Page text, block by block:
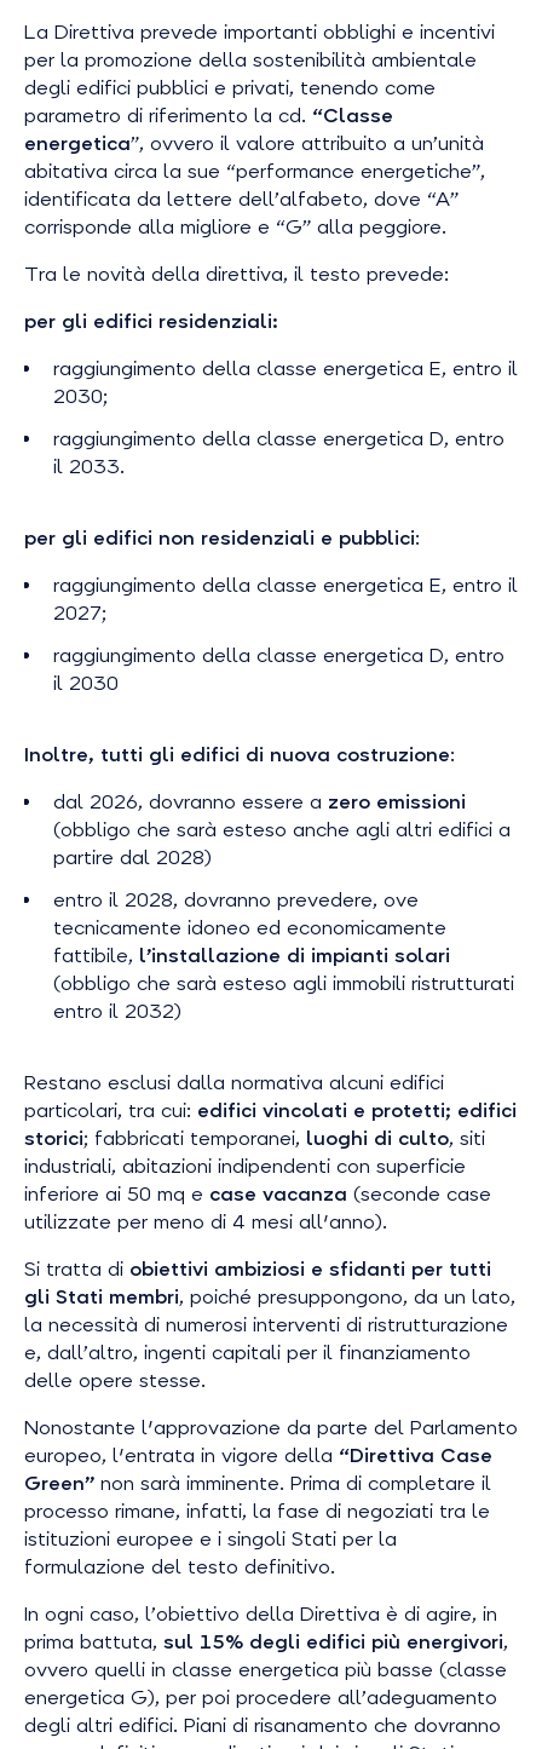
La Direttiva prevede importanti obblighi e incentivi
per la promozione della sostenibilità ambientale
degli edifici pubblici e privati, tenendo come
parametro di riferimento la cd. “Classe
energetica”, ovvero il valore attribuito a un’unità
abitativa circa la sue “performance energetiche”,
identificata da lettere dell’alfabeto, dove “A”
corrisponde alla migliore e “G” alla peggiore.
Tra le novità della direttiva, il testo prevede:
per gli edifici residenziali:
raggiungimento della classe energetica E, entro il
2030;
raggiungimento della classe energetica D, entro
il 2033.
per gli edifici non residenziali e pubblici:
raggiungimento della classe energetica E, entro il
2027;
raggiungimento della classe energetica D, entro
il 2030
Inoltre, tutti gli edifici di nuova costruzione:
dal 2026, dovranno essere a zero emissioni
(obbligo che sarà esteso anche agli altri edifici a
partire dal 2028)
entro il 2028, dovranno prevedere, ove
tecnicamente idoneo ed economicamente
fattibile, l’installazione di impianti solari
(obbligo che sarà esteso agli immobili ristrutturati
entro il 2032)
Restano esclusi dalla normativa alcuni edifici
particolari, tra cui: edifici vincolati e protetti; edifici
storici; fabbricati temporanei, luoghi di culto, siti
industriali, abitazioni indipendenti con superficie
inferiore ai 50 mq e case vacanza (seconde case
utilizzate per meno di 4 mesi all'anno).
Si tratta di obiettivi ambiziosi e sfidanti per tutti
gli Stati membri, poiché presuppongono, da un lato,
la necessità di numerosi interventi di ristrutturazione
e, dall’altro, ingenti capitali per il finanziamento
delle opere stesse.
Nonostante l'approvazione da parte del Parlamento
europeo, l'entrata in vigore della “Direttiva Case
Green” non sarà imminente. Prima di completare il
processo rimane, infatti, la fase di negoziati tra le
istituzioni europee e i singoli Stati per la
formulazione del testo definitivo.
In ogni caso, l’obiettivo della Direttiva è di agire, in
prima battuta, sul 15% degli edifici più energivori,
ovvero quelli in classe energetica più basse (classe
energetica G), per poi procedere all’adeguamento
degli altri edifici. Piani di risanamento che dovranno